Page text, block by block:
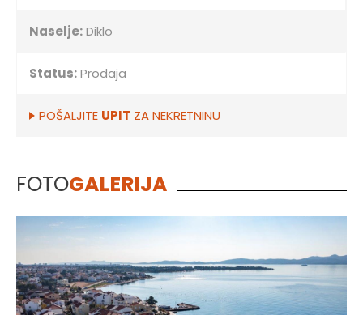
Naselje:Diklo
Status:Prodaja
POŠALJITE UPIT ZA NEKRETNINU
FOTOGALERIJA